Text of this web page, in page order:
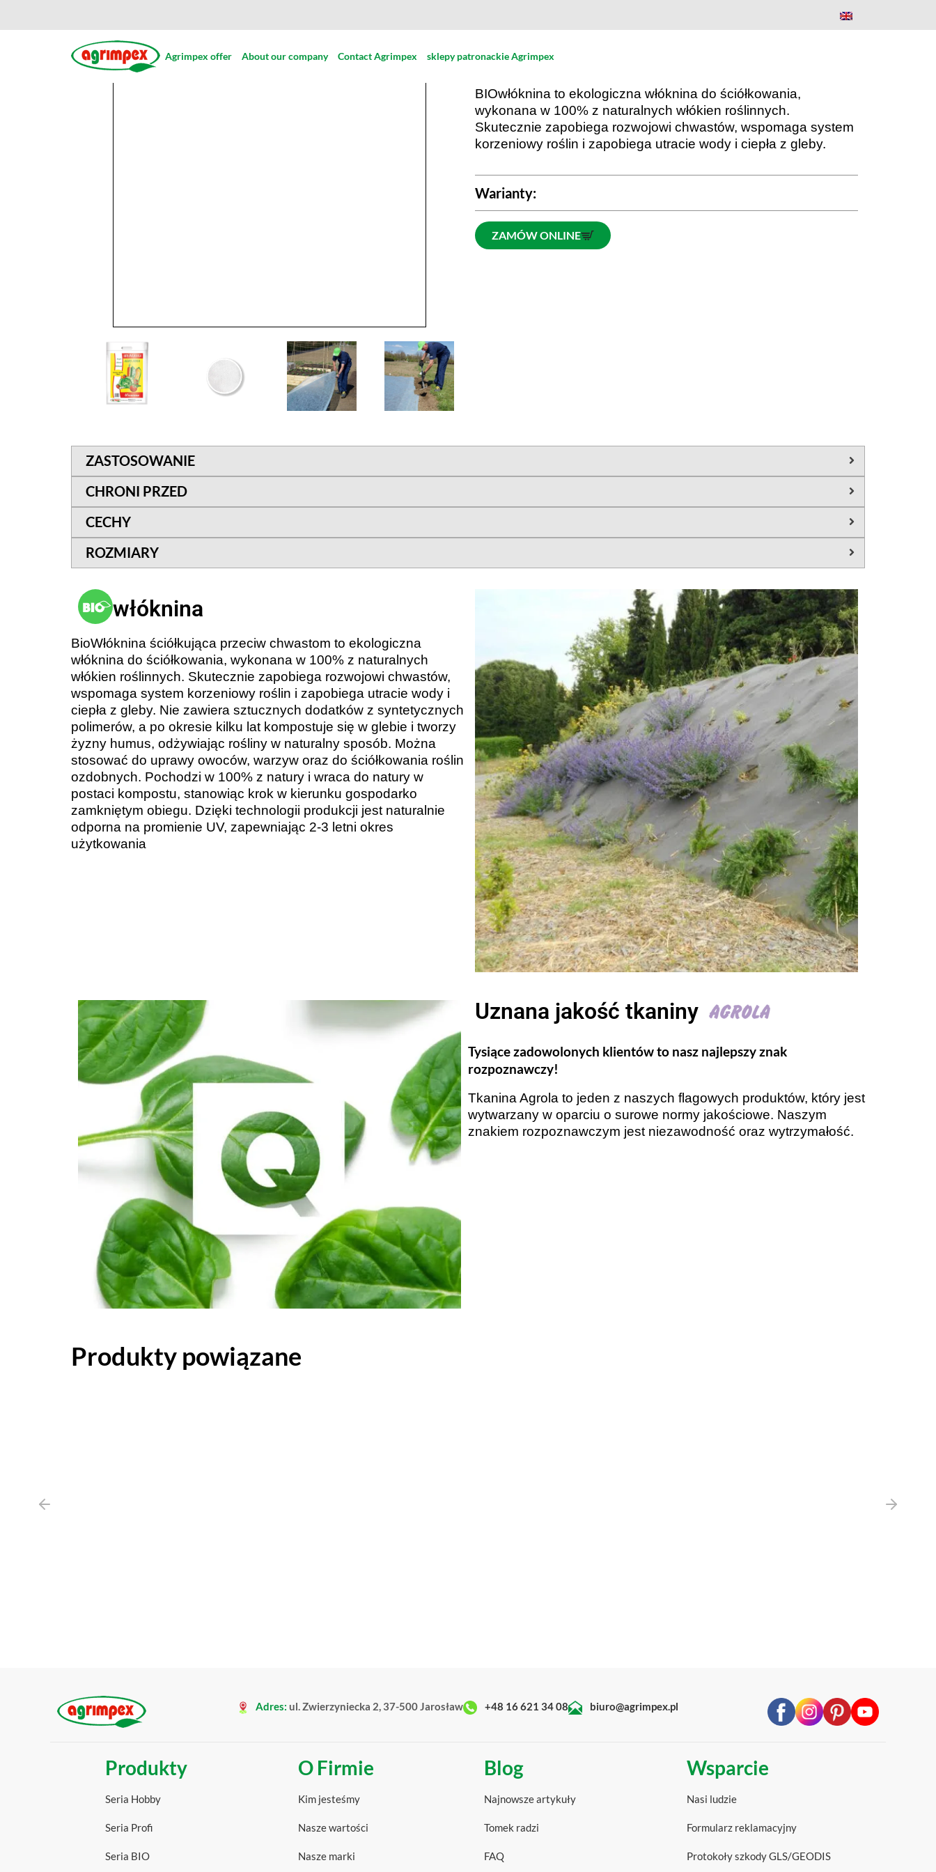
Agrimpex offer About our company Contact Agrimpex sklepy patronackie Agrimpex
Agrowłóknina Agro-Nova
1,6/10m
BIOwłóknina to ekologiczna włóknina do ściółkowania,
wykonana w 100% z naturalnych włókien roślinnych.
Skutecznie zapobiega rozwojowi chwastów, wspomaga system
korzeniowy roślin i zapobiega utracie wody i ciepła z gleby.
Warianty:
ZAMÓW ONLINE
ZASTOSOWANIE
CHRONI PRZED
CECHY
ROZMIARY
włóknina
BioWłóknina ściółkująca przeciw chwastom to ekologiczna
włóknina do ściółkowania, wykonana w 100% z naturalnych
włókien roślinnych. Skutecznie zapobiega rozwojowi chwastów,
wspomaga system korzeniowy roślin i zapobiega utracie wody i
ciepła z gleby. Nie zawiera sztucznych dodatków z syntetycznych
polimerów, a po okresie kilku lat kompostuje się w glebie i tworzy
żyzny humus, odżywiając rośliny w naturalny sposób. Można
stosować do uprawy owoców, warzyw oraz do ściółkowania roślin
ozdobnych. Pochodzi w 100% z natury i wraca do natury w
postaci kompostu, stanowiąc krok w kierunku gospodarko
zamkniętym obiegu. Dzięki technologii produkcji jest naturalnie
odporna na promienie UV, zapewniając 2-3 letni okres
użytkowania
Uznana jakość tkaniny
Tysiące zadowolonych klientów to nasz najlepszy znak
rozpoznawczy!
Tkanina Agrola to jeden z naszych flagowych produktów, który jest
wytwarzany w oparciu o surowe normy jakościowe. Naszym
znakiem rozpoznawczym jest niezawodność oraz wytrzymałość.
Produkty powiązane
Adres: ul. Zwierzyniecka 2, 37-500 Jarosław +48 16 621 34 08 biuro@agrimpex.pl
Produkty
Seria Hobby
Seria Profi
Seria BIO
O Firmie
Kim jesteśmy
Nasze wartości
Nasze marki
Blog
Najnowsze artykuły
Tomek radzi
FAQ
Wsparcie
Nasi ludzie
Formularz reklamacyjny
Protokoły szkody GLS/GEODIS